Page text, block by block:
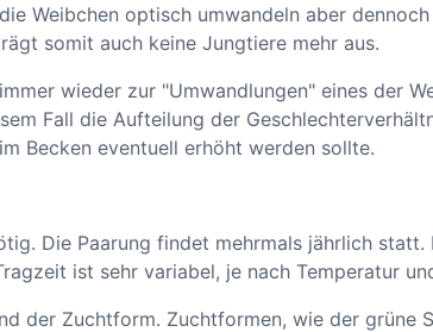
Weibchen optisch umwandeln aber
somit auch keine Jungtiere mehr aus.
wieder zur "Umwandlungen" eines der
Fall die Aufteilung der
Becken eventuell erhöht werden sollte.
Die Paarung findet mehrmals jährlich
ist sehr variabel, je nach Temperatur
der Zuchtform. Zuchtformen, wie der grüne